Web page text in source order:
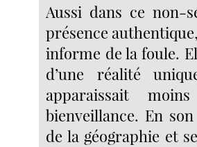
Aussi dans ce non-
présence
informe de la foule.
d’une réalité
apparaissait
bienveillance. En
de la géographie et